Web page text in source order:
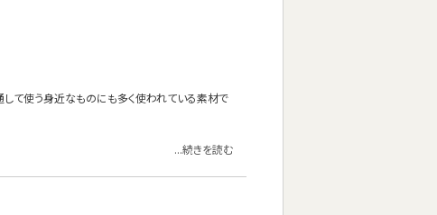
して使う身近なものにも多く使われている素材で
...続きを読む